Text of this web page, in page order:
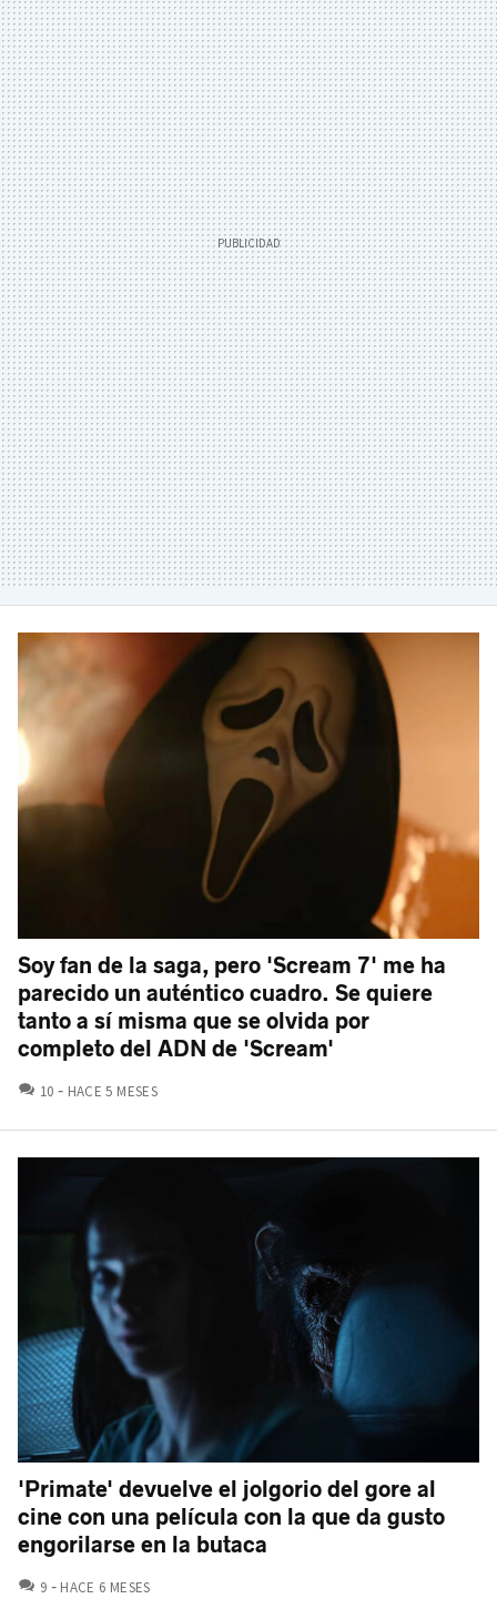
Soy fan de la saga, pero 'Scream 7' me ha
parecido un auténtico cuadro. Se quiere
tanto a sí misma que se olvida por
completo del ADN de 'Scream'
10 COMENTARIOS
HACE 5 MESES
'Primate' devuelve el jolgorio del gore al
cine con una película con la que da gusto
engorilarse en la butaca
9 COMENTARIOS
HACE 6 MESES